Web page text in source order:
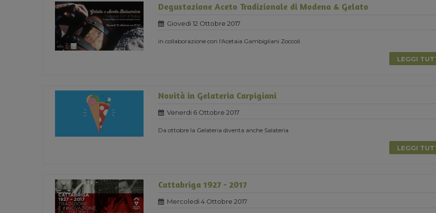
Degustazione Aceto Tradizionale di Modena & Gelato
Giovedi 12 Ottobre 2017
in collaborazione con l'Acetaia Gambigliani Zoccoli
LEGGI
Novità in Gelateria Carpigiani
Venerdi 6 Ottobre 2017
Da ottobre la Gelateria diventa anche Salateria
LEGGI
Cattabriga 1927 - 2017
Mercoledi 4 Ottobre 2017